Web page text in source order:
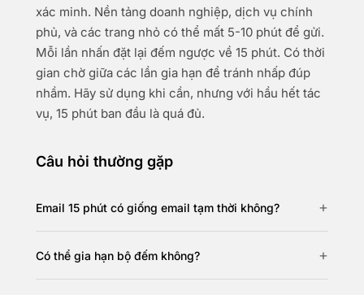
xác minh. Nền tảng doanh nghiệp, dịch vụ chính
phủ, và các trang nhỏ có thể mất 5-10 phút để gửi.
Mỗi lần nhấn đặt lại đếm ngược về 15 phút. Có thời
gian chờ giữa các lần gia hạn để tránh nhấp đúp
nhầm. Hãy sử dụng khi cần, nhưng với hầu hết tác
vụ, 15 phút ban đầu là quá đủ.
Câu hỏi thường gặp
Email 15 phút có giống email tạm thời không?
Có thể gia hạn bộ đếm không?